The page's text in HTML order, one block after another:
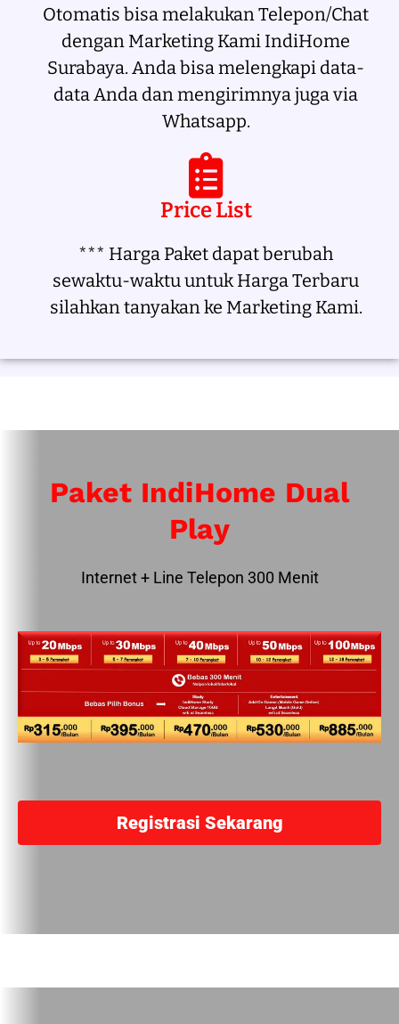
Otomatis bisa melakukan Telepon/Chat
dengan Marketing Kami IndiHome
Surabaya. Anda bisa melengkapi data-
data Anda dan mengirimnya juga via
Whatsapp.
Price List
*** Harga Paket dapat berubah
sewaktu-waktu untuk Harga Terbaru
silahkan tanyakan ke Marketing Kami.
Paket IndiHome Dual
Play
Internet + Line Telepon 300 Menit
Registrasi Sekarang